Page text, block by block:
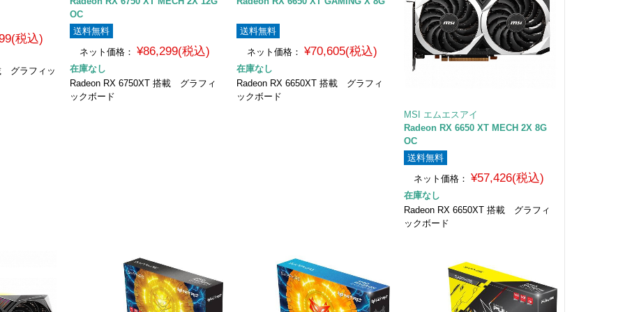
税込)
グラフィッ
OC
送料無料
ネット価格：
¥86,299(税込)
在庫なし
Radeon RX 6750XT 搭載 グラフィ
ックボード
送料無料
ネット価格： ¥70,605(税込)
在庫なし
Radeon RX 6650XT 搭載 グラフィ
ックボード
MSI エムエスアイ
Radeon RX 6650 XT MECH 2X 8G
OC
送料無料
ネット価格： ¥57,426(税込)
在庫なし
Radeon RX 6650XT 搭載 グラフィ
ックボード